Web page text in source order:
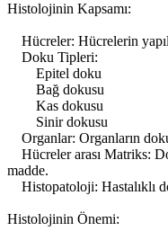
Histolojinin Kapsamı:
Hücreler: Hücrelerin
Doku Tipleri:
Epitel doku
Bağ dokusu
Kas dokusu
Sinir dokusu
Organlar: Organların
Hücreler arası Matriks:
madde.
Histopatoloji: Hastalıklı
Histolojinin Önemi: